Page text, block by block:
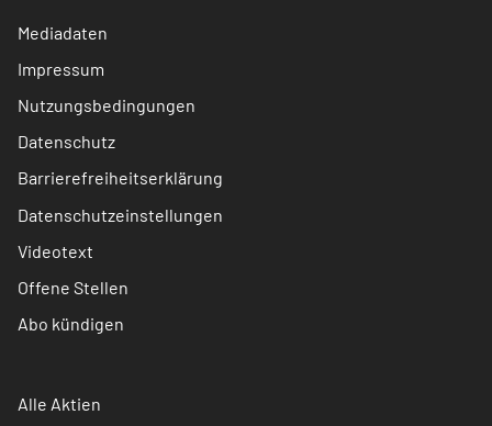
Mediadaten
Impressum
Nutzungsbedingungen
Datenschutz
Barrierefreiheitserklärung
Datenschutzeinstellungen
Videotext
Offene Stellen
Abo kündigen
Alle Aktien